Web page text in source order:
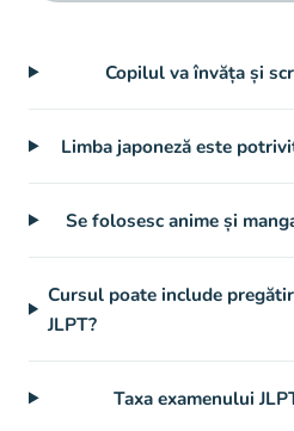
Copilul va învăța și
Limba japoneză este
Se folosesc anime și
Cursul poate include
JLPT?
Taxa examenului